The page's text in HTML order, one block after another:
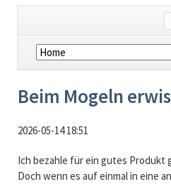
Navigation
überspringen
Beim Mogeln
2026-05-14 18:51
Ich bezahle für ein gutes Produkt
Doch wenn es auf einmal in eine